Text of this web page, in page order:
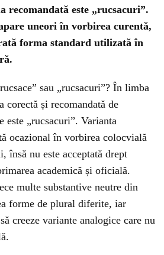
recomandată este „rucsacuri”.
uneori în vorbirea curentă,
forma standard utilizată în
sau „rucsacuri”? În limba
corectă și recomandată de
este „rucsacuri”. Varianta
ocazional în vorbirea colocvială
însă nu este acceptată drept
academică și oficială.
multe substantive neutre din
forme de plural diferite, iar
creeze variante analogice care nu